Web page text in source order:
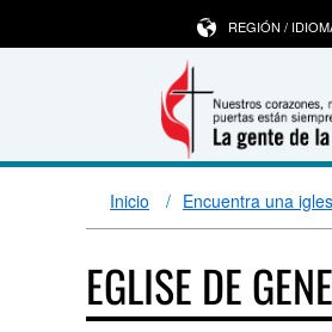
REGIÓN /
Inicio Encuentra una
EGLISE DE